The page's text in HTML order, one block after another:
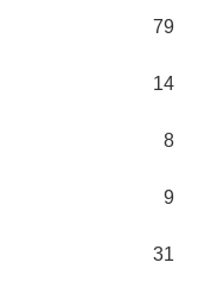
79
14
8
9
31